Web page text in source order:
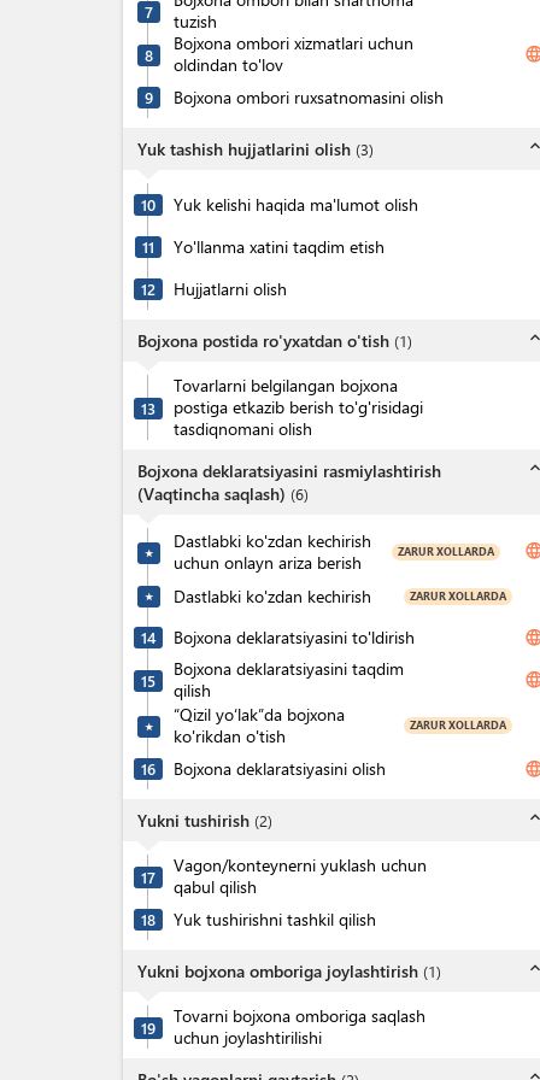
7
tuzish
8
Bojxona ombori xizmatlari uchun
oldindan to'lov
9 Bojxona ombori ruxsatnomasini olish
Yuk tashish hujjatlarini olish (3) expand_less
10 Yuk kelishi haqida ma'lumot olish
11 Yo'llanma xatini taqdim etish
12 Hujjatlarni olish
Bojxona postida ro'yxatdan o'tish (1) expand_less
13
Tovarlarni belgilangan bojxona
postiga etkazib berish to'g'risidagi
tasdiqnomani olish
Bojxona deklaratsiyasini rasmiylashtirish
(Vaqtincha saqlash) (6)
expand_less
★
Dastlabki ko'zdan kechirish
uchun onlayn ariza berish
ZARUR XOLLARDA
★ Dastlabki ko'zdan kechirish ZARUR XOLLARDA
14 Bojxona deklaratsiyasini to'ldirish
15
Bojxona deklaratsiyasini taqdim
qilish
★
“Qizil yo‘lak”da bojxona
ko'rikdan o'tish
ZARUR XOLLARDA
16 Bojxona deklaratsiyasini olish
Yukni tushirish (2) expand_less
17
Vagon/konteynerni yuklash uchun
qabul qilish
18 Yuk tushirishni tashkil qilish
Yukni bojxona omboriga joylashtirish (1) expand_less
19
Tovarni bojxona omboriga saqlash
uchun joylashtirilishi